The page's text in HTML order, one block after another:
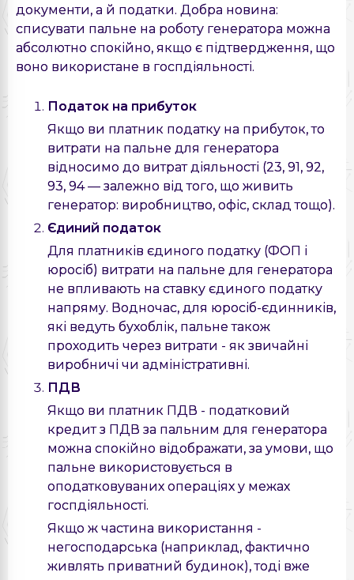
документи, а й податки. Добра новина:
списувати пальне на роботу генератора можна
абсолютно спокійно, якщо є підтвердження, що
воно використане в госпдіяльності.
Податок на прибуток
Якщо ви платник податку на прибуток, то
витрати на пальне для генератора
відносимо до витрат діяльності (23, 91, 92,
93, 94 — залежно від того, що живить
генератор: виробництво, офіс, склад тощо).
Єдиний податок
Для платників єдиного податку (ФОП і
юросіб) витрати на пальне для генератора
не впливають на ставку єдиного податку
напряму. Водночас, для юросіб-єдинників,
які ведуть бухоблік, пальне також
проходить через витрати - як звичайні
виробничі чи адміністративні.
ПДВ
Якщо ви платник ПДВ - податковий
кредит з ПДВ за пальним для генератора
можна спокійно відображати, за умови, що
пальне використовується в
оподатковуваних операціях у межах
госпдіяльності.
Якщо ж частина використання -
негосподарська (наприклад, фактично
живлять приватний будинок), тоді вже